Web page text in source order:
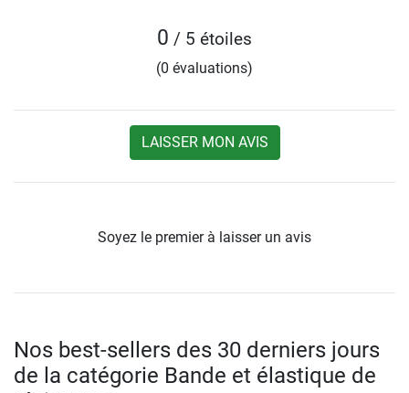
0 / 5 étoiles
(0 évaluations)
LAISSER MON AVIS
Soyez le premier à laisser un avis
Nos best-sellers des 30 derniers jours
de la catégorie Bande et élastique de